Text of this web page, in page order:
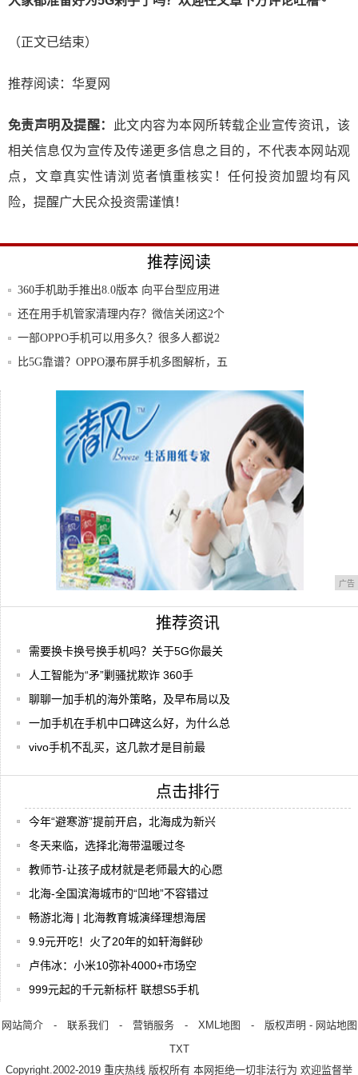
（正文已结束）
推荐阅读： 华夏网
免责声明及提醒：
此文内容为本网所转载企业宣传资讯，该
相关信息仅为宣传及传递更多信息之目的，不代表本网站观
点，文章真实性请浏览者慎重核实！任何投资加盟均有风
险，提醒广大民众投资需谨慎！
推荐阅读
360手机助手推出8.0版本 向平台型应用进
还在用手机管家清理内存？微信关闭这2个
按钮，
一部OPPO手机可以用多久？很多人都说2
年，
比5G靠谱？OPPO瀑布屏手机多图解析，五
拍照还需用相机？这几款热门拍照手机不容
广告
推荐资讯
需要换卡换号换手机吗？关于5G你最关
人工智能为“矛”剿骚扰欺诈 360手
聊聊一加手机的海外策略，及早布局以及
一加手机在手机中口碑这么好，为什么总
vivo手机不乱买，这几款才是目前最
点击排行
今年“避寒游”提前开启，北海成为新兴
冬天来临，选择北海带温暖过冬
教师节-让孩子成材就是老师最大的心愿
北海-全国滨海城市的“凹地”不容错过
畅游北海 | 北海教育城演绎理想海居
9.9元开吃！火了20年的如轩海鲜砂
卢伟冰：小米10弥补4000+市场空
999元起的千元新标杆 联想S5手机
网站简介- 联系我们 - 营销服务- XML地图 - 版权声明 - 网站地图
TXT
Copyright.2002-2019 重庆热线 版权所有 本网拒绝一切非法行为 欢迎监督举